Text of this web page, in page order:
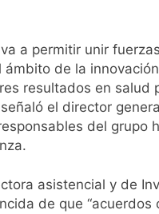
a permitir unir
de la
resultados en salud
el director
del grupo
asistencial y de
de que